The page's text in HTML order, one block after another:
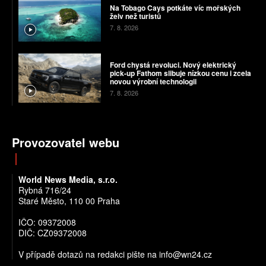
Na Tobago Cays potkáte víc mořských
želv než turistů
7. 8. 2026
Ford chystá revoluci. Nový elektrický
pick-up Fathom slibuje nízkou cenu i zcela
novou výrobní technologii
7. 8. 2026
Provozovatel webu
World News Media, s.r.o.
Rybná 716/24
Staré Město, 110 00 Praha
IČO: 09372008
DIČ: CZ09372008
V případě dotazů na redakci pište na info@wn24.cz